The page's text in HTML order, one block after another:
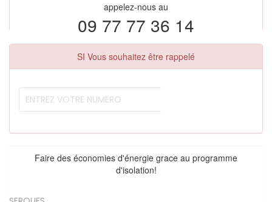
appelez-nous au
09 77 77 36 14
SI Vous souhaitez être rappelé
Faire des économies d'énergie grace au programme
d'isolation!